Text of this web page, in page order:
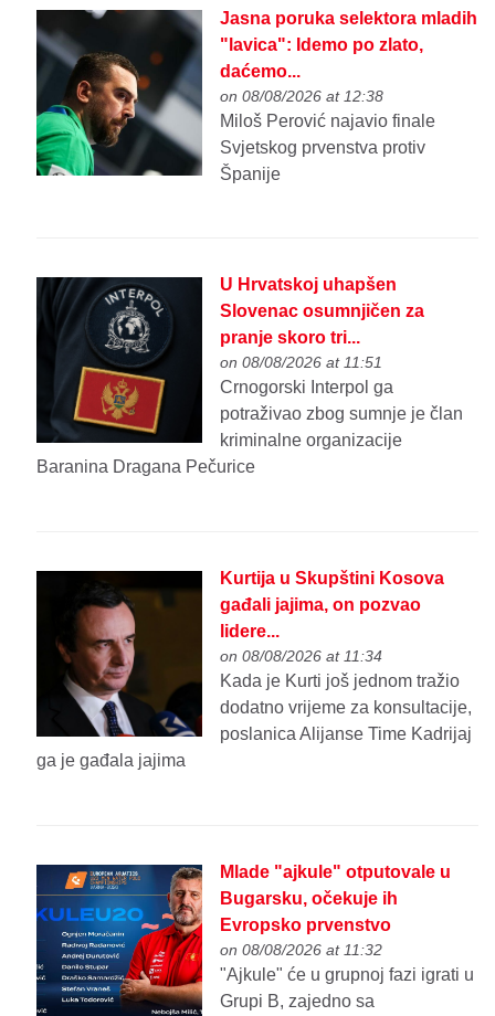
Jasna poruka selektora mladih
"lavica": Idemo po zlato,
daćemo...
on 08/08/2026 at 12:38
Miloš Perović najavio finale
Svjetskog prvenstva protiv
Španije
U Hrvatskoj uhapšen
Slovenac osumnjičen za
pranje skoro tri...
on 08/08/2026 at 11:51
Crnogorski Interpol ga
potraživao zbog sumnje je član
kriminalne organizacije
Baranina Dragana Pečurice
Kurtija u Skupštini Kosova
gađali jajima, on pozvao
lidere...
on 08/08/2026 at 11:34
Kada je Kurti još jednom tražio
dodatno vrijeme za konsultacije,
poslanica Alijanse Time Kadrijaj
ga je gađala jajima
Mlade "ajkule" otputovale u
Bugarsku, očekuje ih
Evropsko prvenstvo
on 08/08/2026 at 11:32
"Ajkule" će u grupnoj fazi igrati u
Grupi B, zajedno sa